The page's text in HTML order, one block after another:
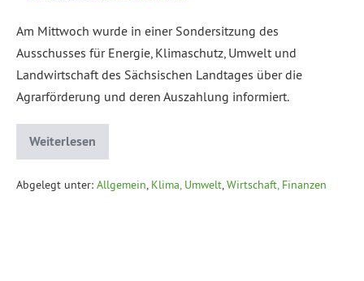
Am Mittwoch wurde in einer Sondersitzung des
Ausschusses für Energie, Klimaschutz, Umwelt und
Landwirtschaft des Sächsischen Landtages über die
Agrarförderung und deren Auszahlung informiert.
Weiterlesen
Abgelegt unter: Allgemein Klima, Umwelt Wirtschaft, Finanzen